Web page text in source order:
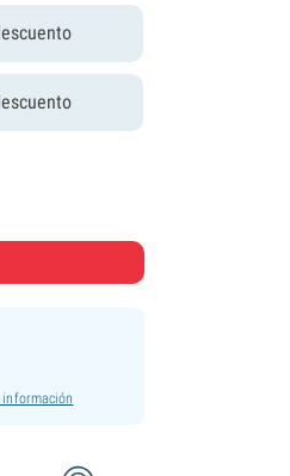
información